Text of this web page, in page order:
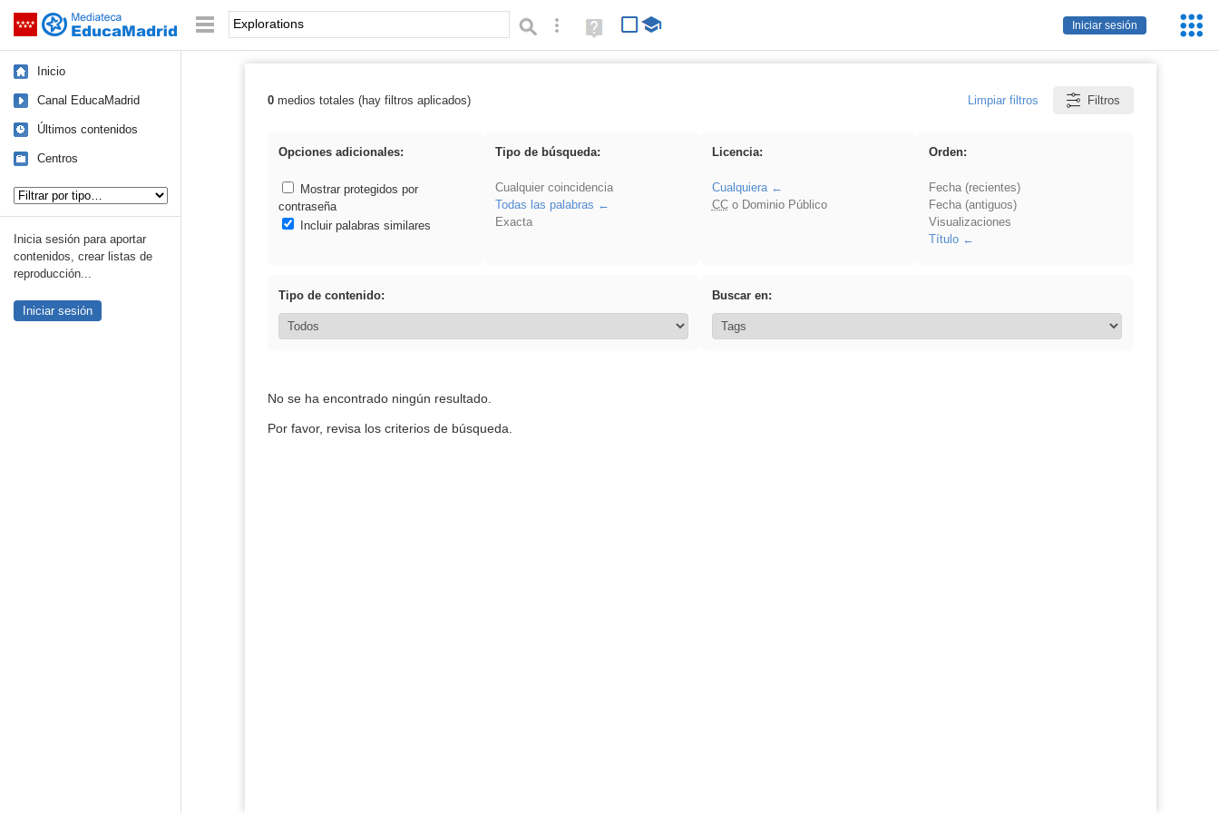
Saltar navegación
Iniciar sesión
Palabra o frase: Búsqueda avanzada
Ayuda
(en
Inicio
Canal EducaMadrid
Últimos contenidos
Centros
Inicia sesión para aportar
contenidos, crear listas de
reproducción...
Iniciar sesión
Resultados de: Explorations
0medios totales (hay filtros aplicados) Limpiar filtros Filtros
Opciones adicionales:
Mostrar protegidos por
contraseña
Incluir palabras similares
Tipo de búsqueda:
Cualquier coincidencia
Todas las palabras
Exacta
Licencia:
Cualquiera
CCo Dominio Público
Orden:
Fecha (recientes)
Fecha (antiguos)
Visualizaciones
Título
Tipo de contenido: Buscar en:
No se ha encontrado ningún resultado.
Por favor, revisa los criterios de búsqueda.